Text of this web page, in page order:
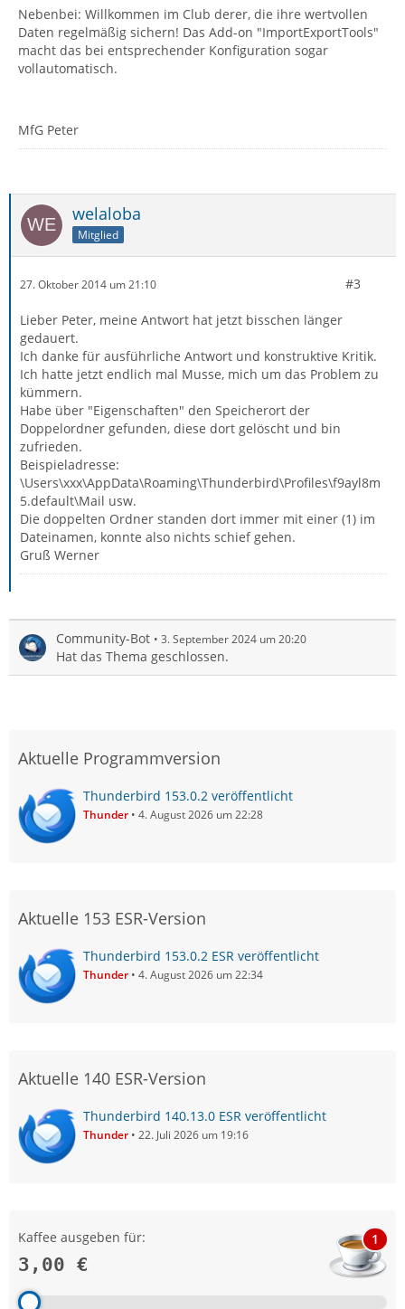
Nebenbei: Willkommen im Club derer, die ihre wertvollen
Daten regelmäßig sichern! Das Add-on "ImportExportTools"
macht das bei entsprechender Konfiguration sogar
vollautomatisch.
MfG Peter
welaloba
Mitglied
27. Oktober 2014 um 21:10 #3
Lieber Peter, meine Antwort hat jetzt bisschen länger
gedauert.
Ich danke für ausführliche Antwort und konstruktive Kritik.
Ich hatte jetzt endlich mal Musse, mich um das Problem zu
kümmern.
Habe über "Eigenschaften" den Speicherort der
Doppelordner gefunden, diese dort gelöscht und bin
zufrieden.
Beispieladresse:
\Users\xxx\AppData\Roaming\Thunderbird\Profiles\f9ayl8m
5.default\Mail usw.
Die doppelten Ordner standen dort immer mit einer (1) im
Dateinamen, konnte also nichts schief gehen.
Gruß Werner
Community-Bot 3. September 2024 um 20:20
Hat das Thema geschlossen.
Aktuelle Programmversion
Thunderbird 153.0.2 veröffentlicht
Thunder 4. August 2026 um 22:28
Aktuelle 153 ESR-Version
Thunderbird 153.0.2 ESR veröffentlicht
Thunder 4. August 2026 um 22:34
Aktuelle 140 ESR-Version
Thunderbird 140.13.0 ESR veröffentlicht
Thunder 22. Juli 2026 um 19:16
Kaffee ausgeben für:
3,00 €
1